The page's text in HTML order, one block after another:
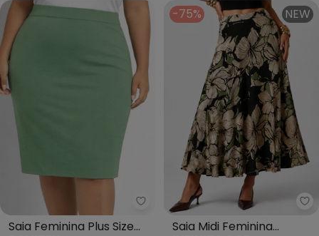
Rovitex - Saia Feminina Plus
Saia Feminina Plus Size
-75% NEW
Saia Midi Feminina